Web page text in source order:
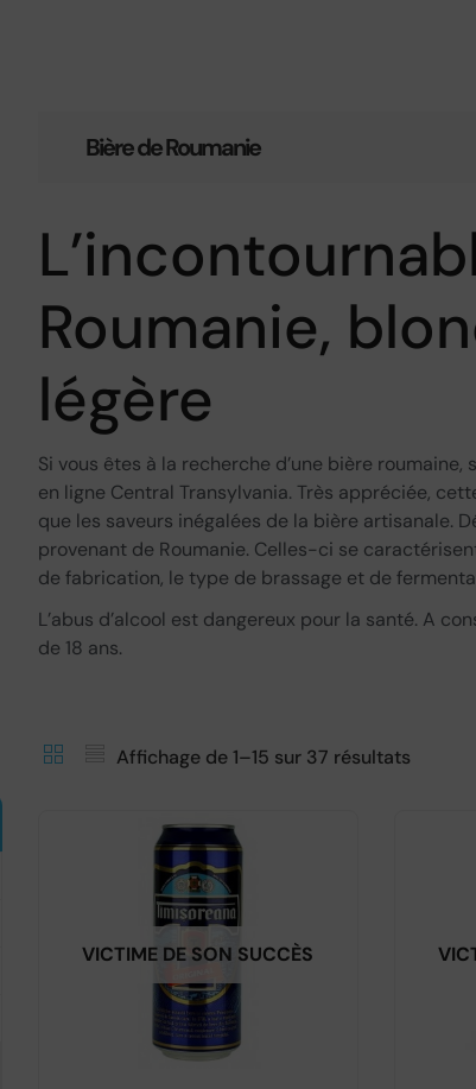
Bière de Roumanie
Roumanie,
légère
Si vous êtes à la recherche d’une bière
en ligne Central Transylvania. Très appréciée,
que les saveurs inégalées de la bière artisanale.
provenant de Roumanie. Celles-ci se
de fabrication, le type de brassage et de
L’abus d’alcool est dangereux pour la santé. A
de 18 ans.
Affichage de 1–15 sur 37 résultats
VICTIME DE SON SUCCÈS